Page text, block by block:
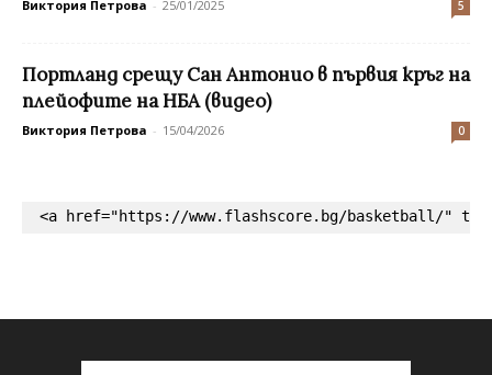
Виктория Петрова - 25/01/2025 5
Портланд срещу Сан Антонио в първия кръг на
плейофите на НБА (видео)
Виктория Петрова - 15/04/2026 0
<a href="https://www.flashscore.bg/basketball/"